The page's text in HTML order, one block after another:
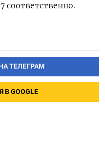
соответственно.
ТЕЛЕГРАМ
GOOGLE